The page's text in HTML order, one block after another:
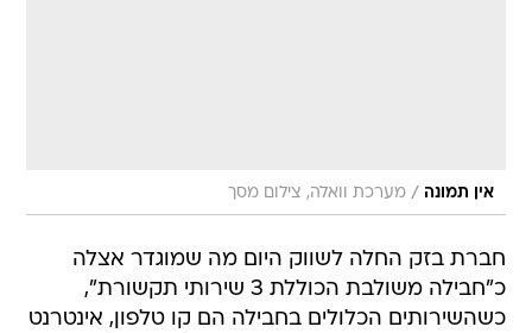
אין תמונה / מערכת וואלה, צילום מסך
חברת בזק החלה לשווק היום מה שמוגדר אצלה
כ"חבילה משולבת הכוללת 3 שירותי תקשורת",
כשהשירותים הכלולים בחבילה הם קו טלפון, אינטרנט